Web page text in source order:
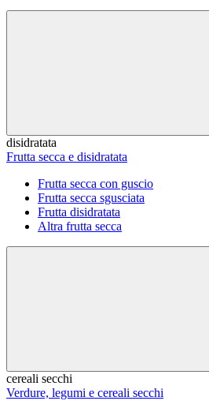
disidratata
Frutta secca e disidratata
Frutta secca con guscio
Frutta secca sgusciata
Frutta disidratata
Altra frutta secca
cereali secchi
Verdure, legumi e cereali secchi